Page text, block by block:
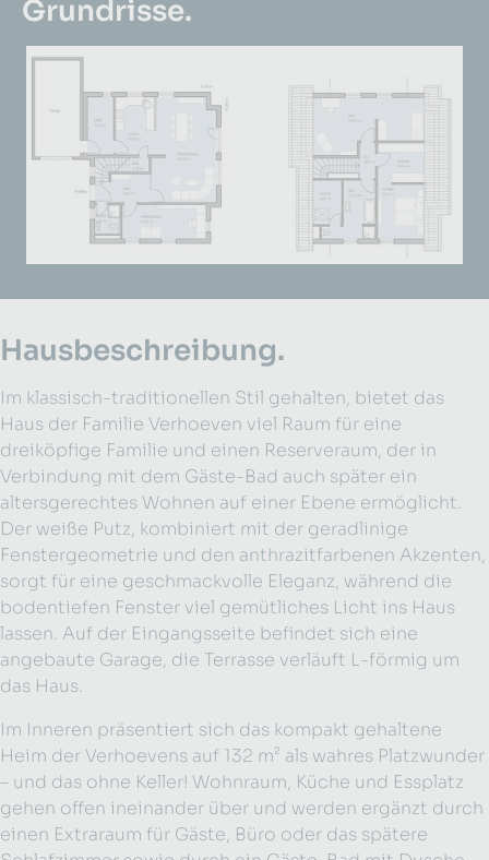
Grundrisse.
Größere Version anzeigen für:
Hausbeschreibung.
Im klassisch-traditionellen Stil gehalten, bietet das
Haus der Familie Verhoeven viel Raum für eine
dreiköpfige Familie und einen Reserveraum, der in
Verbindung mit dem Gäste-Bad auch später ein
altersgerechtes Wohnen auf einer Ebene ermöglicht.
Der weiße Putz, kombiniert mit der geradlinige
Fenstergeometrie und den anthrazitfarbenen Akzenten,
sorgt für eine geschmackvolle Eleganz, während die
bodentiefen Fenster viel gemütliches Licht ins Haus
lassen. Auf der Eingangsseite befindet sich eine
angebaute Garage, die Terrasse verläuft L-förmig um
das Haus.
Im Inneren präsentiert sich das kompakt gehaltene
Heim der Verhoevens auf 132 m² als wahres Platzwunder
– und das ohne Keller! Wohnraum, Küche und Essplatz
gehen offen ineinander über und werden ergänzt durch
einen Extraraum für Gäste, Büro oder das spätere